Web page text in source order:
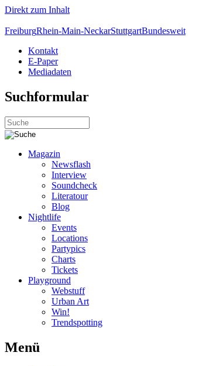
Direkt zum Inhalt
FreiburgRhein-Main-NeckarStuttgartBundesweit
Kontakt
E-Paper
Mediadaten
Suchformular
Magazin
Newsflash
Interview
Soundcheck
Literatour
Blog
Nightlife
Events
Locations
Partypics
Charts
Tickets
Playground
Webstuff
Urban Art
Win!
Trendspotting
Menü